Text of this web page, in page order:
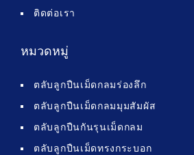
ติดต่อเรา
หมวดหมู่
ตลับลูกปืนเม็ดกลมร่องลึก
ตลับลูกปืนเม็ดกลมมุมสัมผัส
ตลับลูกปืนกันรุนเม็ดกลม
ตลับลูกปืนเม็ดทรงกระบอก